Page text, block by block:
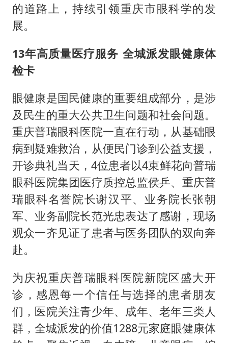
的道路上，持续引领重庆市眼科学的发
展。
13年高质量医疗服务 全城派发眼健康体
检卡
眼健康是国民健康的重要组成部分，是涉
及民生的重大公共卫生问题和社会问题。
重庆普瑞眼科医院一直在行动，从基础眼
病到疑难救治，从便民门诊到公益支援，
开诊典礼当天，4位患者以4束鲜花向普瑞
眼科医院集团医疗质控总监侯乒、重庆普
瑞眼科名誉院长谢汉平、业务院长张朝
军、业务副院长范光忠表达了感谢，现场
观众一齐见证了患者与医务团队的双向奔
赴。
为庆祝重庆普瑞眼科医院新院区盛大开
诊，感恩每一个信任与选择的患者朋友
们，医院关注青少年、成年、老年三类人
群，全城派发的价值1288元家庭眼健康体